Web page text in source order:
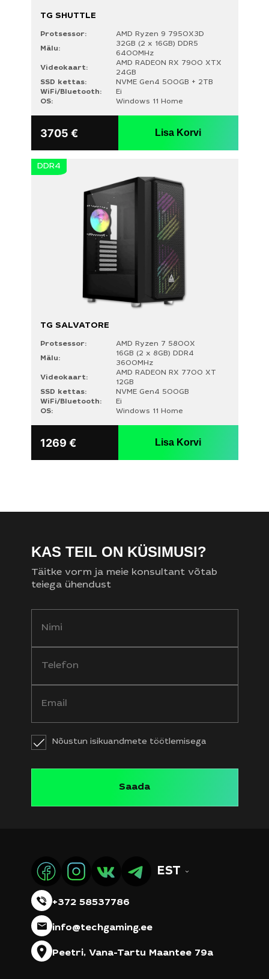
TG SHUTTLE
Protsessor:
AMD Ryzen 9 7950X3D
Mälu:
32GB (2 x 16GB) DDR5
6400MHz
Videokaart:
AMD RADEON RX 7900 XTX
24GB
SSD kettas:
NVME Gen4 500GB + 2TB
WiFi/Bluetooth:
Ei
OS:
Windows 11 Home
3705 € Lisa Korvi
DDR4
TG SALVATORE
Protsessor:
AMD Ryzen 7 5800X
Mälu:
16GB (2 x 8GB) DDR4
3600MHz
Videokaart:
AMD RADEON RX 7700 XT
12GB
SSD kettas:
NVME Gen4 500GB
WiFi/Bluetooth:
Ei
OS:
Windows 11 Home
1269 € Lisa Korvi
KAS TEIL ON KÜSIMUSI?
Täitke vorm ja meie konsultant võtab
teiega ühendust
Nõustun isikuandmete töötlemisega
EST
+372 58537786
info@techgaming.ee
Peetri, Vana-Tartu Maantee 79a